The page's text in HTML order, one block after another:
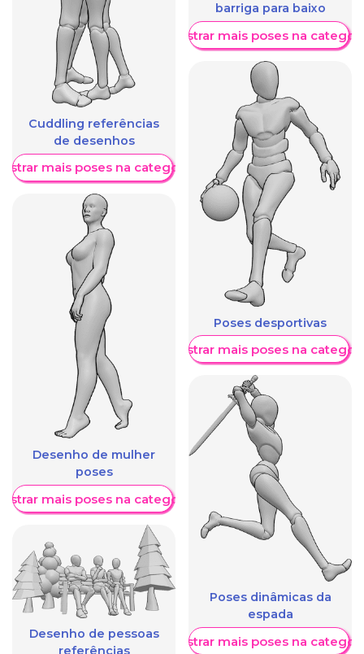
Cuddling referências
de desenhos
mais poses na categoria
Desenho de mulher
poses
mais poses na categoria
Desenho de pessoas
barriga para baixo
Mostrar mais poses na
Poses desportivas
Mostrar mais poses na
Poses dinâmicas da
espada
Mostrar mais poses na